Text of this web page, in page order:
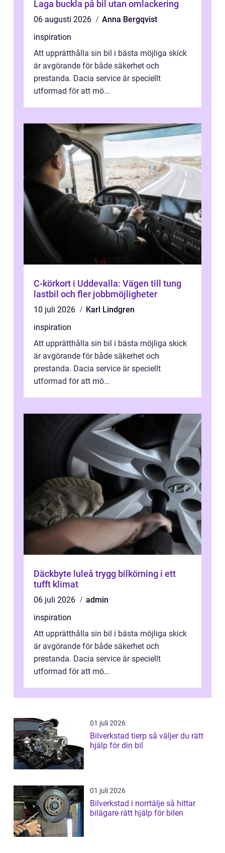
Laga buckla på bil utan omlackering
06 augusti 2026
Anna Bergqvist
inspiration
Att upprätthålla sin bil i bästa möjliga skick
är avgörande för både säkerhet och
prestanda. Dacia service är speciellt
utformad för att mö...
C-körkort i Uddevalla: Vägen till tung
lastbil och fler jobbmöjligheter
10 juli 2026
Karl Lindgren
inspiration
Att upprätthålla sin bil i bästa möjliga skick
är avgörande för både säkerhet och
prestanda. Dacia service är speciellt
utformad för att mö...
Däckbyte luleå trygg bilkörning i ett
tufft klimat
06 juli 2026
admin
inspiration
Att upprätthålla sin bil i bästa möjliga skick
är avgörande för både säkerhet och
prestanda. Dacia service är speciellt
utformad för att mö...
01 juli 2026
Bilverkstad tierp så väljer du rätt
hjälp för din bil
01 juli 2026
Bilverkstad i norrtälje så hittar
bilägare rätt hjälp för bilen